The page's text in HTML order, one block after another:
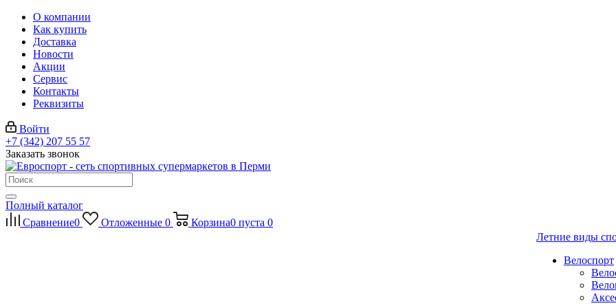
О компании
Как купить
Доставка
Новости
Акции
Сервис
Контакты
Реквизиты
Войти
+7 (342) 207 55 57
Заказать звонок
Полный каталог
Сравнение0 Отложенные 0 Корзина0 пуста 0
Летние виды
Велоспорт